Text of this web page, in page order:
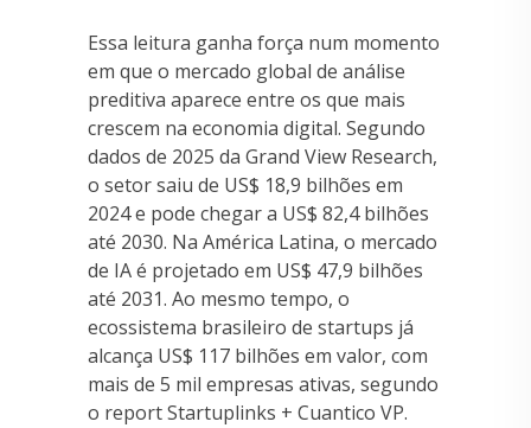
Essa leitura ganha força num momento
em que o mercado global de análise
preditiva aparece entre os que mais
crescem na economia digital. Segundo
dados de 2025 da Grand View Research,
o setor saiu de US$ 18,9 bilhões em
2024 e pode chegar a US$ 82,4 bilhões
até 2030. Na América Latina, o mercado
de IA é projetado em US$ 47,9 bilhões
até 2031. Ao mesmo tempo, o
ecossistema brasileiro de startups já
alcança US$ 117 bilhões em valor, com
mais de 5 mil empresas ativas, segundo
o report Startuplinks + Cuantico VP.